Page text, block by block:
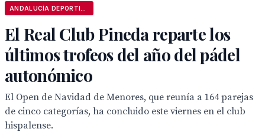
El Real Club Pineda reparte los
últimos trofeos del año del pádel
autonómico
El Open de Navidad de Menores, que reunía a 164 parejas
de cinco categorías, ha concluido este viernes en el club
hispalense.